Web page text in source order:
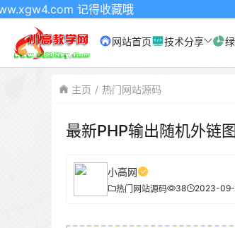
记得收藏哦
网站首页 技术分享
主页 热门网站源码
最新PHP输出随机外链
小高网
热门网站源码 38 2023-